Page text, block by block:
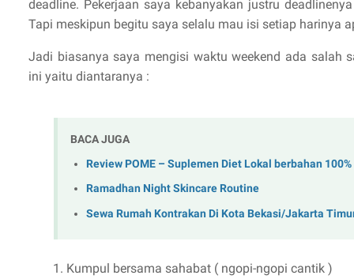
deadline. Pekerjaan saya kebanyakan justru
Tapi meskipun begitu saya selalu mau isi setiap harinya
Jadi biasanya saya mengisi waktu weekend ada salah
ini yaitu diantaranya :
BACA JUGA
Review POME – Suplemen Diet Lokal berbahan
Ramadhan Night Skincare Routine
Sewa Rumah Kontrakan Di Kota Bekasi/Jakarta
Kumpul bersama sahabat ( ngopi-ngopi cantik )